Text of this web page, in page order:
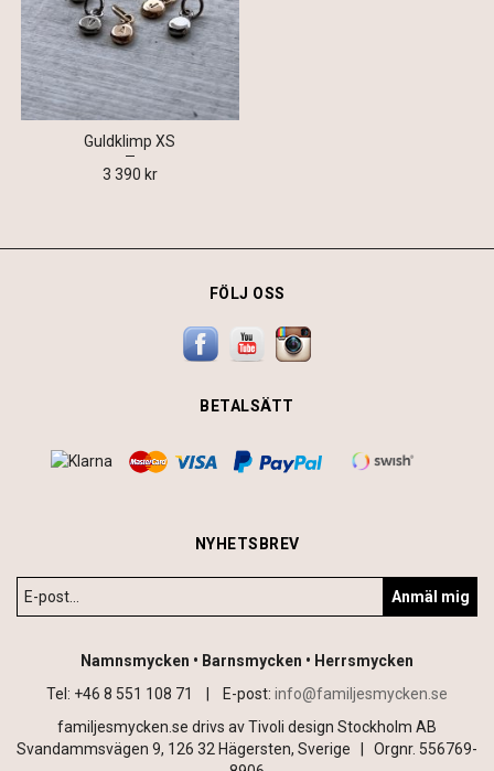
Guldklimp XS
3 390 kr
BETALSÄTT
FÖLJ OSS
NYHETSBREV
Anmäl mig
Namnsmycken • Barnsmycken • Herrsmycken
Tel: +46 8 551 108 71 |
E-post: info@familjesmycken.se
familjesmycken.se drivs av Tivoli design Stockholm AB
Svandammsvägen 9, 126 32 Hägersten, Sverige | Orgnr. 556769-